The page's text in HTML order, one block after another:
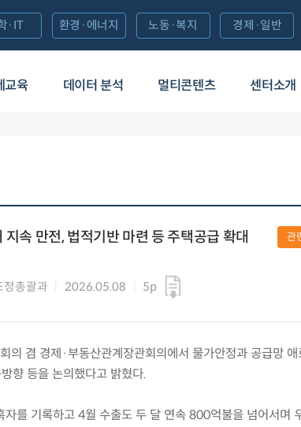
교육 데이터 분석 멀티콘텐츠 센터소개
·IT 환경·에너지 노동·복지 경제·일반
속 만전, 법적기반 마련 등 주택공급 확대
정총괄과 2026.05.08 5p
관
의 겸 경제·부동산관계장관회의에서 물가안정과 공급망 애
향 등을 논의했다고 밝혔다.
를 기록하고 4월 수출도 두 달 연속 800억불을 넘어서며